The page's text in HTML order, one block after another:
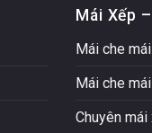
Mái Xếp
Mái che
Mái che
Chuyên